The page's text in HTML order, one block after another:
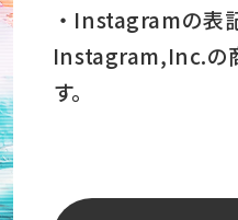
・Instagramの表
Instagram,Inc.の
す。